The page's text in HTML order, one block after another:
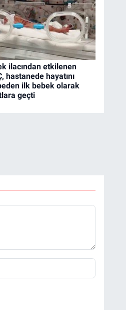
ilacından etkilenen
hastanede hayatını
ilk bebek olarak
geçti